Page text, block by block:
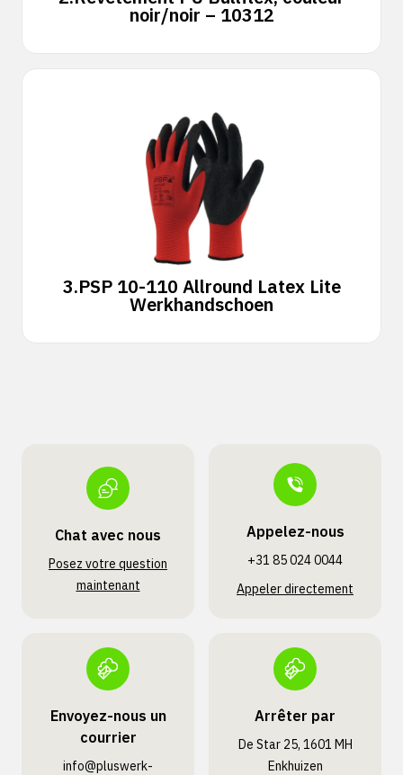
noir/noir – 10312
3.PSP 10-110 Allround Latex Lite
Werkhandschoen
Chat avec nous
Posez votre question
maintenant
Appelez-nous
+31 85 024 0044
Appeler directement
Envoyez-nous un
courrier
info@pluswerk­
Arrêter par
De Star 25, 1601 MH
Enkhuizen